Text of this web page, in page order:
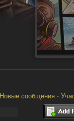
Новые сообщения·